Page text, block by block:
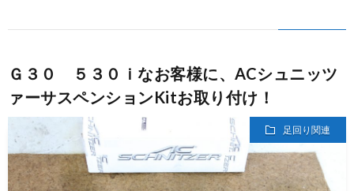
Ｇ３０ ５３０ｉなお客様に、ACシュニッツ
ァーサスペンションKitお取り付け！
足回り関連